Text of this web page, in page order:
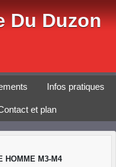
Du Duzon
Infos pratiques
et plan
HOMME M3-M4